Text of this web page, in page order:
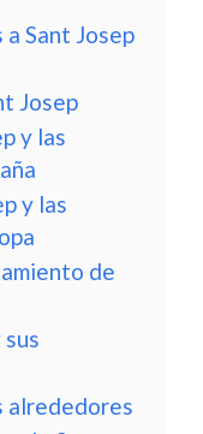
Sant Josep
Josep
y las
y las
de
alrededores